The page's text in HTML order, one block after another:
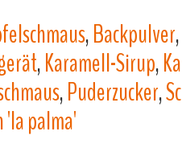
,Backpulver,
,Karamell-Sirup,
,Puderzucker,
palma'